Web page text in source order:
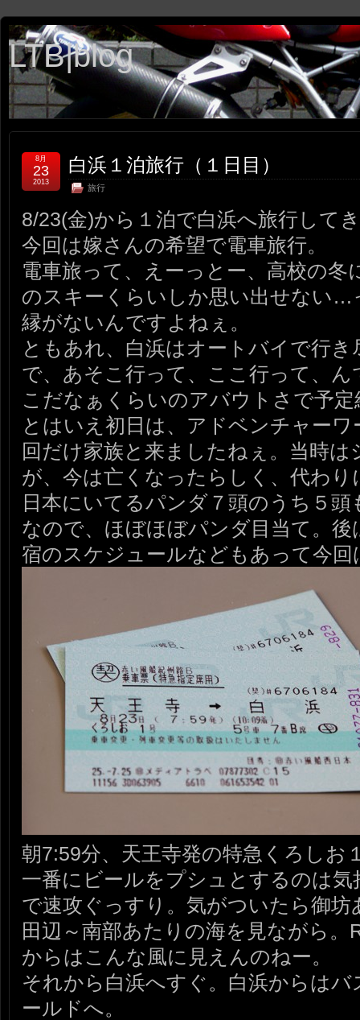
LTB|blog
白浜１泊旅行（１日目）
旅行
8月
23
2013
8/23(金)から１泊で白浜へ旅行して
今回は嫁さんの希望で電車旅行。
電車旅って、えーっとー、高校の冬
のスキーくらいしか思い出せない…
縁がないんですよねぇ。
ともあれ、白浜はオートバイで行
で、あそこ行って、ここ行って、
こだなぁくらいのアバウトさで予
とはいえ初日は、アドベンチャー
回だけ家族と来ましたねぇ。当時
が、今は亡くなったらしく、代わ
日本にいてるパンダ７頭のうち５
なので、ほぼほぼパンダ目当て。
宿のスケジュールなどもあって今回
朝7:59分、天王寺発の特急くろしお
一番にビールをプシュとするのは
で速攻ぐっすり。気がついたら御
田辺～南部あたりの海を見ながら。
からはこんな風に見えんのねー。
それから白浜へすぐ。白浜からは
ールドへ。